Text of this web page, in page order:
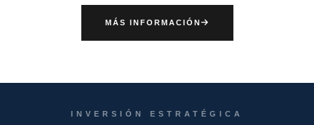
MÁS INFORMACIÓN
INVERSIÓN ESTRATÉGICA